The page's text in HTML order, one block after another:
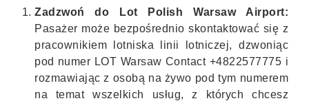
Zadzwoń do Lot Polish Warsaw Airport:
Pasażer może bezpośrednio skontaktować się z
pracownikiem lotniska linii lotniczej, dzwoniąc
pod numer LOT Warsaw Contact +4822577775 i
rozmawiając z osobą na żywo pod tym numerem
na temat wszelkich usług, z których chcesz